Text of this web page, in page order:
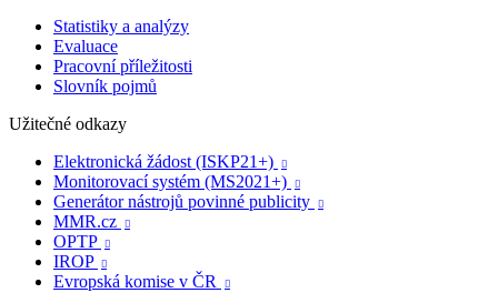
Statistiky a analýzy
Evaluace
Pracovní příležitosti
Slovník pojmů
Užitečné odkazy
Elektronická žádost (ISKP21+)

Monitorovací systém (MS2021+) 
Generátor nástrojů povinné publicity 
MMR.cz 
OPTP 
IROP 
Evropská komise v ČR 